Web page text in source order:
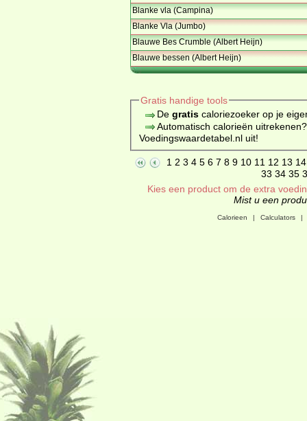
Blanke vla (Campina)
Blanke Vla (Jumbo)
Blauwe Bes Crumble (Albert Heijn)
Blauwe bessen (Albert Heijn)
Gratis handige tools
De gratiscaloriezoeker op je
Automatisch calorieën
Voedingswaardetabel.nl uit!
1 2 3 4 5 6 7 8 9 10 11 12 13 14
33 34 35
Kies een product om de extra
Mist u een
Calorieen | Calculators |